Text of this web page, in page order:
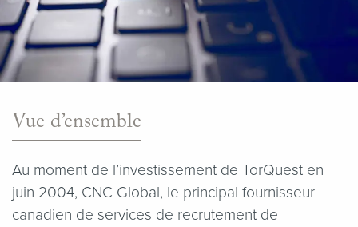
Vue d’ensemble
Au moment de l’investissement de TorQuest en
juin 2004, CNC Global, le principal fournisseur
canadien de services de recrutement de